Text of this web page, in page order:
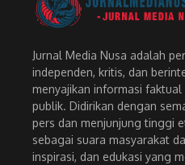
Jurnal Media Nusa adalah
independen, kritis, dan
menyajikan informasi
publik. Didirikan dengan
pers dan menjunjung tinggi
sebagai suara masyarakat
inspirasi, dan edukasi yang